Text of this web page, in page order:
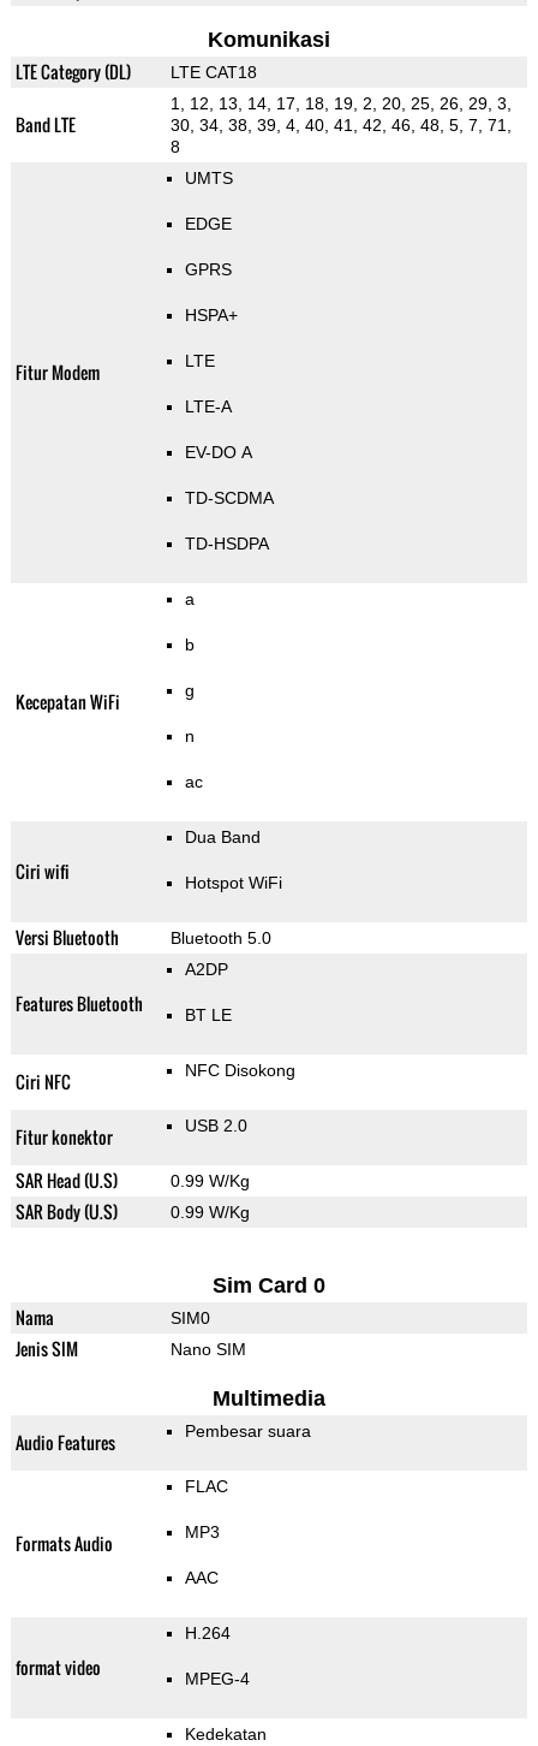
Komunikasi
LTE Category (DL) LTE CAT18
Band LTE
1, 12, 13, 14, 17, 18, 19, 2, 20, 25, 26, 29, 3,
30, 34, 38, 39, 4, 40, 41, 42, 46, 48, 5, 7, 71,
8
Fitur Modem
UMTS
EDGE
GPRS
HSPA+
LTE
LTE-A
EV-DO A
TD-SCDMA
TD-HSDPA
Kecepatan WiFi
a
b
g
n
ac
Ciri wifi
Dua Band
Hotspot WiFi
Versi Bluetooth Bluetooth 5.0
Features Bluetooth
A2DP
BT LE
Ciri NFC NFC Disokong
Fitur konektor USB 2.0
SAR Head (U.S) 0.99 W/Kg
SAR Body (U.S) 0.99 W/Kg
Sim Card 0
Nama SIM0
Jenis SIM Nano SIM
Multimedia
Audio Features Pembesar suara
Formats Audio
FLAC
MP3
AAC
format video
H.264
MPEG-4
Kedekatan